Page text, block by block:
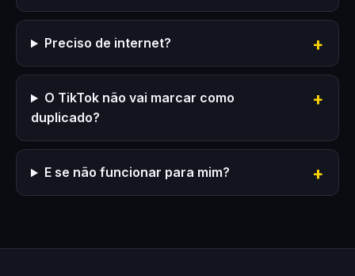
Preciso de internet?
O TikTok não vai marcar como
duplicado?
E se não funcionar para mim?